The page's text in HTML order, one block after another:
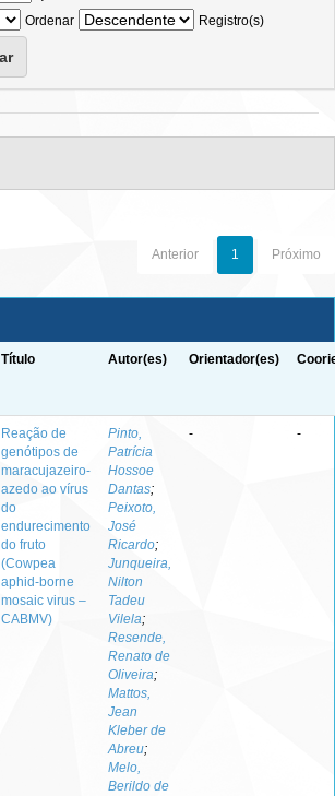
Ordenar
Registro(s)
Anterior 1 Próximo
Título Autor(es) Orientador(es)
Reação de
genótipos de
maracujazeiro-
azedo ao vírus
do
endurecimento
do fruto
(Cowpea
aphid-borne
mosaic virus –
CABMV)
Pinto,
Patrícia
Hossoe
Dantas;
Peixoto,
José
Ricardo;
Junqueira,
Nilton
Tadeu
Vilela;
Resende,
Renato de
Oliveira;
Mattos,
Jean
Kleber de
Abreu;
Melo,
Berildo de
- -